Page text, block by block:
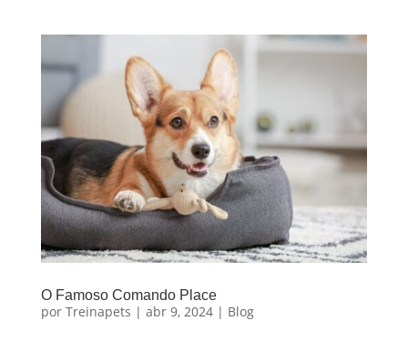
O Famoso Comando Place
por Treinapets | abr 9, 2024| Blog